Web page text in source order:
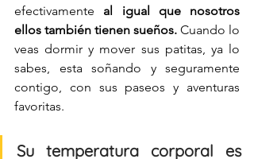
efectivamente al igual que nosotros
ellos también tienen sueños. Cuando lo
veas dormir y mover sus patitas, ya lo
sabes, esta soñando y seguramente
contigo, con sus paseos y aventuras
favoritas.
Su temperatura corporal es